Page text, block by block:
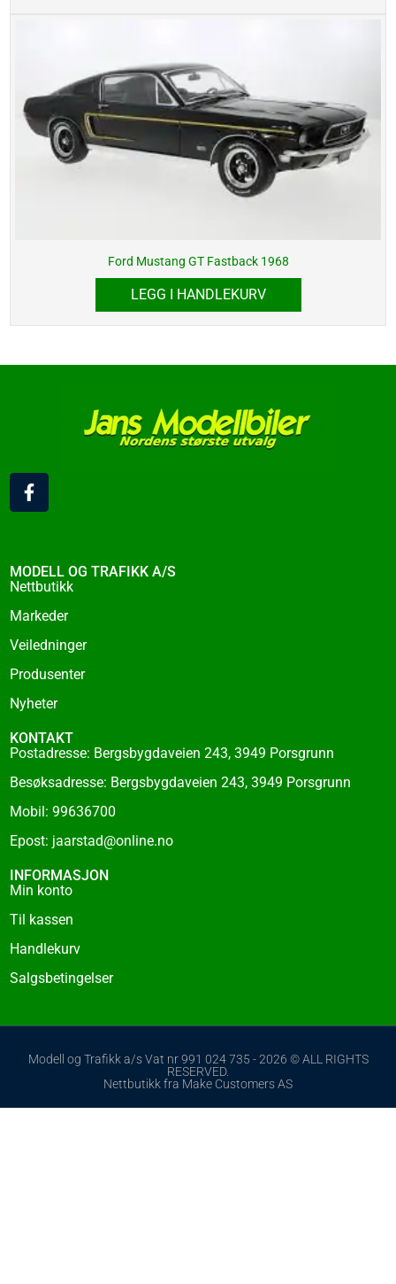
Ford Mustang GT Fastback 1968
LEGG I HANDLEKURV
F
a
c
o
o
-
f
MODELL OG TRAFIKK A/S
Nettbutikk
Markeder
Veiledninger
Produsenter
Nyheter
KONTAKT
Postadresse: Bergsbygdaveien 243, 3949 Porsgrunn
Besøksadresse: Bergsbygdaveien 243, 3949 Porsgrunn
Mobil: 99636700
Epost: jaarstad@online.no
INFORMASJON
Min konto
Til kassen
Handlekurv
Salgsbetingelser
Modell og Trafikk a/s Vat nr 991 024 735 - 2026 © ALL RIGHTS
RESERVED.
Nettbutikk fra Make Customers AS